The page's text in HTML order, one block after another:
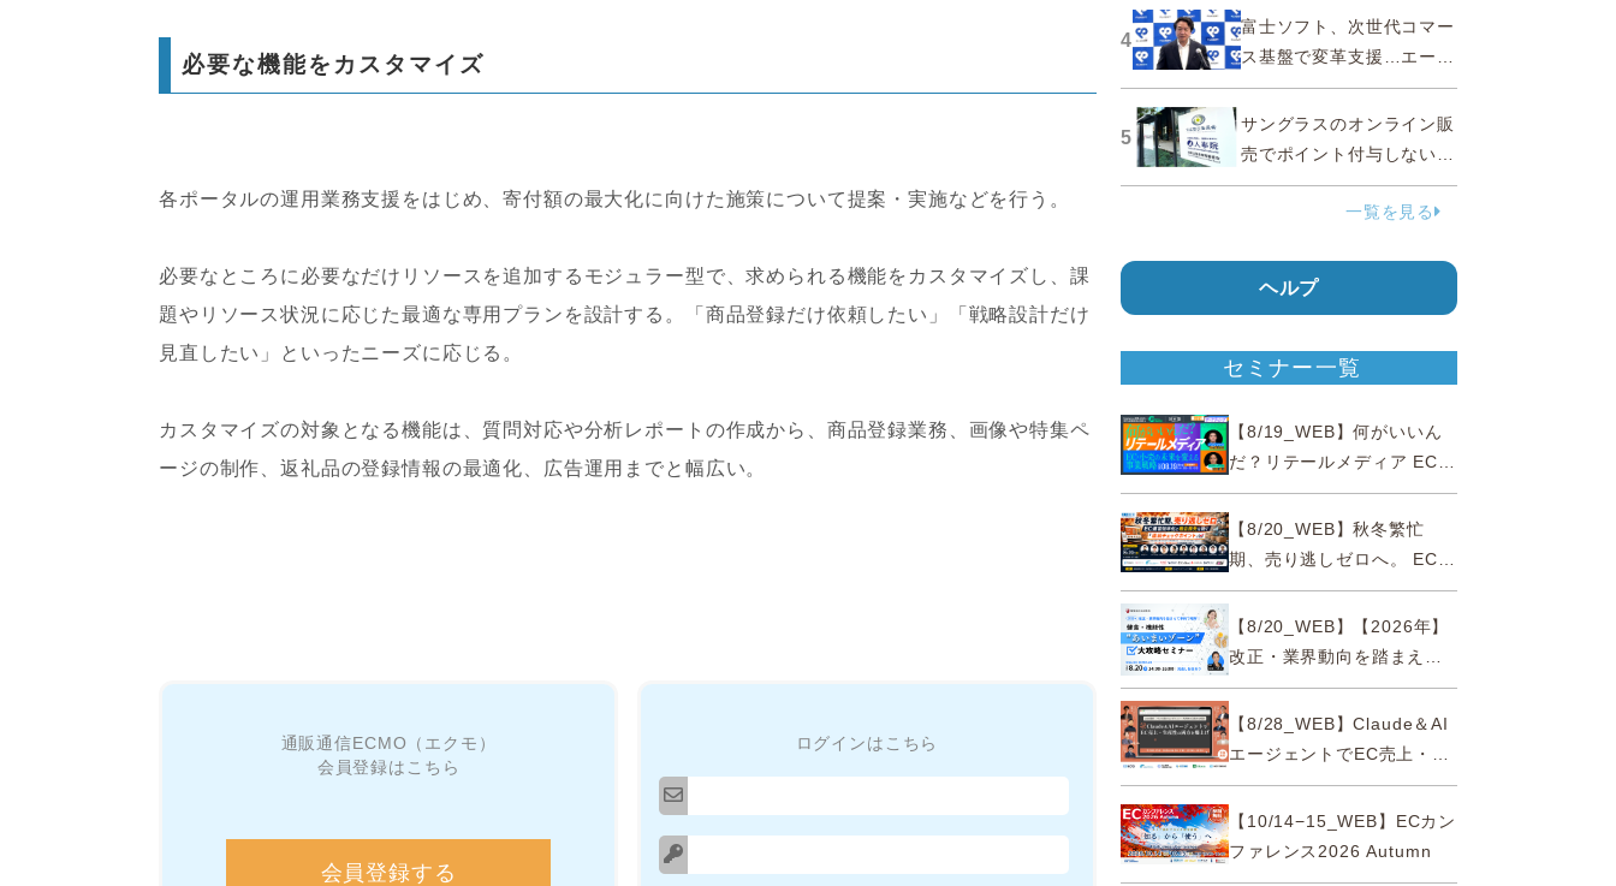
必要な機能をカスタマイズ
各ポータルの運用業務支援をはじめ、寄付額の最大化に向けた施策について提案・実施などを行う。
必要なところに必要なだけリソースを追加するモジュラー型で、求められる機能をカスタマイズし、課
題やリソース状況に応じた最適な専用プランを設計する。「商品登録だけ依頼したい」「戦略設計だけ
見直したい」といったニーズに応じる。
カスタマイズの対象となる機能は、質問対応や分析レポートの作成から、商品登録業務、画像や特集ペ
ージの制作、返礼品の登録情報の最適化、広告運用までと幅広い。
通販通信ECMO（エクモ）
会員登録はこちら
会員登録する
ログインはこちら
措置命令
4
富士ソフト、次世代コマー
ス基盤で変革支援…エージ
ェンティックコマースに対
応
5
サングラスのオンライン販
売でポイント付与しないよ
う要請、ルックスオティカ
ジャパンが確約手続
一覧を見る
ヘルプ
セミナー一覧
【8/19_WEB】何がいいん
だ？リテールメディア EC・
小売の未来を変える事業戦
略【8/20_WEB】秋冬繁忙
期、売り逃しゼロへ。 EC運
営効率化と機会損失を防ぐ
『直前チェックポイント』
【8/20_WEB】【2026年】
改正・業界動向を踏まえて
事例で理解 健食・機能
性“あいまいゾーン”大攻略セ
ミナー
【8/28_WEB】Claude＆AI
エージェントでEC売上・生
産性の両方を爆上げ ～ただ
使うだけじゃない！&qu...
【10/14−15_WEB】ECカン
ファレンス2026 Autumn